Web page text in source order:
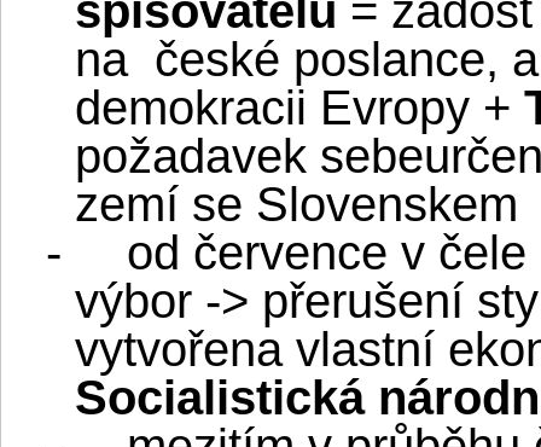
spisovatelů =
na české poslance,
demokracii Evropy +
požadavek
zemí se Slovenskem
-
od července v
výbor -> přerušení
vytvořena vlastní
Socialistická